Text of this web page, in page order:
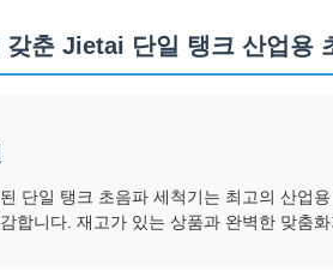
춘 Jietai 단일 탱크 산업용
단일 탱크 초음파 세척기는 최고의 산업
합니다. 재고가 있는 상품과 완벽한 맞춤